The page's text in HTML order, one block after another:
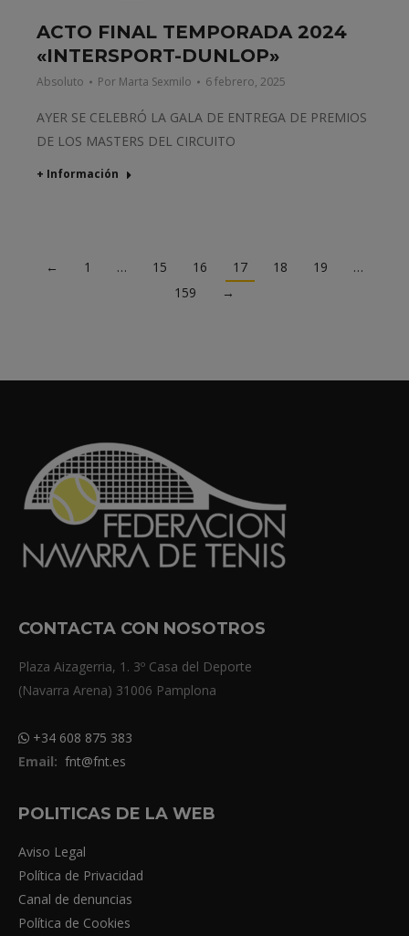
ACTO FINAL TEMPORADA 2024
«INTERSPORT-DUNLOP»
Absoluto Por Marta Sexmilo 6 febrero, 2025
AYER SE CELEBRÓ LA GALA DE ENTREGA DE PREMIOS
DE LOS MASTERS DEL CIRCUITO
+ Información
← 1 … 15 16 17 18 19
…
159
→
CONTACTA CON NOSOTROS
Plaza Aizagerria, 1. 3º Casa del Deporte
(Navarra Arena) 31006 Pamplona
+34 608 875 383
Email: fnt@fnt.es
POLITICAS DE LA WEB
Aviso Legal
Política de Privacidad
Canal de denuncias
Política de Cookies